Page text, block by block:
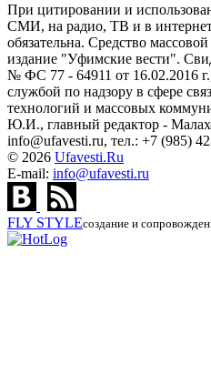
При цитировании и
СМИ, на радио, ТВ и в
обязательна. Средство
издание "Уфимские вести".
№ ФС 77 - 64911 от 16.02.2016
службой по надзору в сфере
технологий и массовых
Ю.И., главный редактор -
info@ufavesti.ru, тел.: +7 (985)
© 2026 Ufavesti.Ru
E-mail: info@ufavesti.ru
FLY STYLEсоздание и